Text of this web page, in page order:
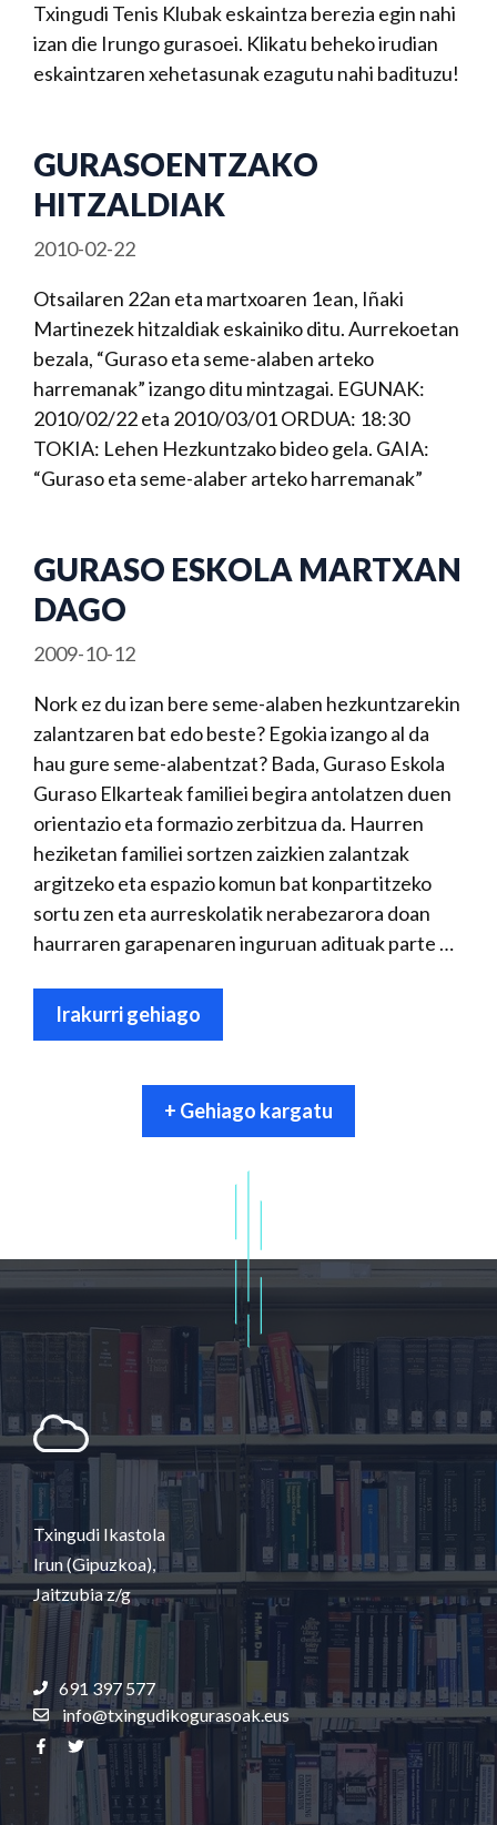
Txingudi Tenis Klubak eskaintza berezia egin nahi
izan die Irungo gurasoei. Klikatu beheko irudian
eskaintzaren xehetasunak ezagutu nahi badituzu!
GURASOENTZAKO
HITZALDIAK
2010-02-22
Otsailaren 22an eta martxoaren 1ean, Iñaki
Martinezek hitzaldiak eskainiko ditu. Aurrekoetan
bezala, “Guraso eta seme-alaben arteko
harremanak” izango ditu mintzagai. EGUNAK:
2010/02/22 eta 2010/03/01 ORDUA: 18:30
TOKIA: Lehen Hezkuntzako bideo gela. GAIA:
“Guraso eta seme-alaber arteko harremanak”
GURASO ESKOLA MARTXAN
DAGO
2009-10-12
Nork ez du izan bere seme-alaben hezkuntzarekin
zalantzaren bat edo beste? Egokia izango al da
hau gure seme-alabentzat? Bada, Guraso Eskola
Guraso Elkarteak familiei begira antolatzen duen
orientazio eta formazio zerbitzua da. Haurren
heziketan familiei sortzen zaizkien zalantzak
argitzeko eta espazio komun bat konpartitzeko
sortu zen eta aurreskolatik nerabezarora doan
haurraren garapenaren inguruan adituak parte …
Irakurri gehiago
+ Gehiago kargatu
Txingudi Ikastola
Irun (Gipuzkoa),
Jaitzubia z/g
691 397 577
info@txingudikogurasoak.eus